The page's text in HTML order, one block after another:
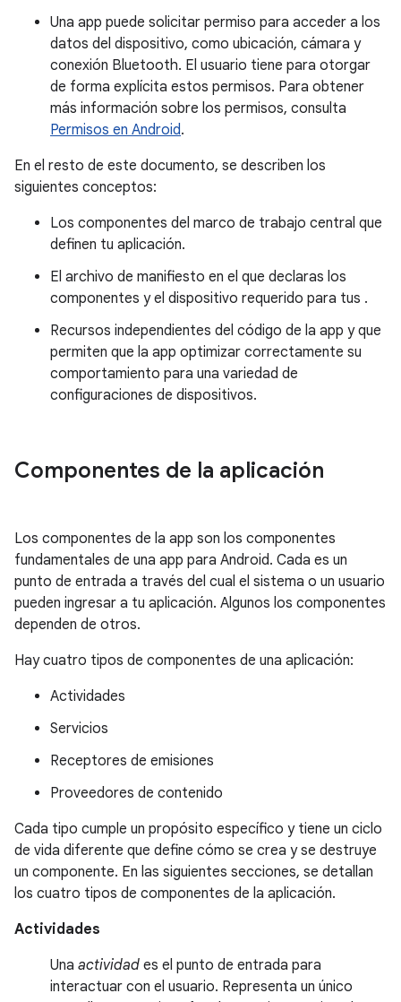
Una app puede solicitar permiso para acceder a los
datos del dispositivo, como ubicación, cámara y
conexión Bluetooth. El usuario tiene para otorgar
de forma explícita estos permisos. Para obtener
más información sobre los permisos, consulta
Permisos en Android.
En el resto de este documento, se describen los
siguientes conceptos:
Los componentes del marco de trabajo central que
definen tu aplicación.
El archivo de manifiesto en el que declaras los
componentes y el dispositivo requerido para tus .
Recursos independientes del código de la app y que
permiten que la app optimizar correctamente su
comportamiento para una variedad de
configuraciones de dispositivos.
Componentes de la aplicación
Los componentes de la app son los componentes
fundamentales de una app para Android. Cada es un
punto de entrada a través del cual el sistema o un usuario
pueden ingresar a tu aplicación. Algunos los componentes
dependen de otros.
Hay cuatro tipos de componentes de una aplicación:
Actividades
Servicios
Receptores de emisiones
Proveedores de contenido
Cada tipo cumple un propósito específico y tiene un ciclo
de vida diferente que define cómo se crea y se destruye
un componente. En las siguientes secciones, se detallan
los cuatro tipos de componentes de la aplicación.
Actividades
Una actividad es el punto de entrada para
interactuar con el usuario. Representa un único